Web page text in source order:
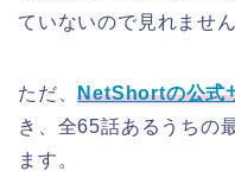
ていないので見れません
ただ、NetShortの公式
き、全65話あるうちの
ます。